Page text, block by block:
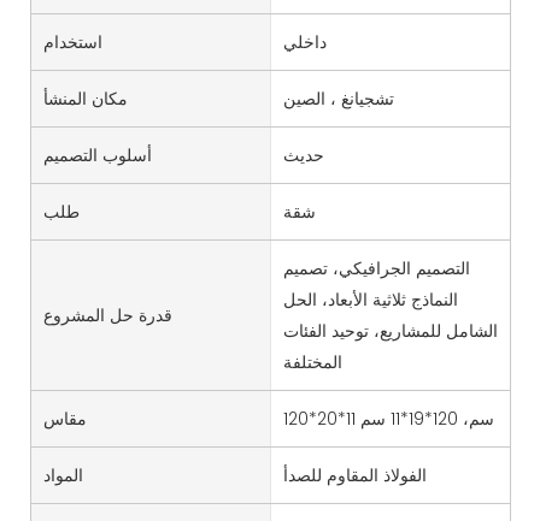
استخدام داخلي
مكان المنشأ تشجيانغ ، الصين
أسلوب التصميم حديث
طلب شقة
قدرة حل المشروع
التصميم الجرافيكي، تصميم
النماذج ثلاثية الأبعاد، الحل
الشامل للمشاريع، توحيد الفئات
المختلفة
مقاس 120*20*11 سم، 120*19*11 سم
المواد الفولاذ المقاوم للصدأ